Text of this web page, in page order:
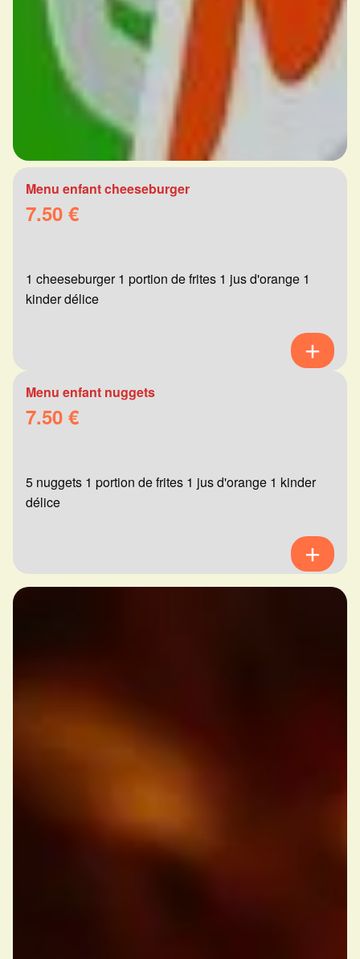
Menu enfant cheeseburger
7.50 €
1 cheeseburger 1 portion de frites 1 jus d'orange 1
kinder délice
Menu enfant nuggets
7.50 €
5 nuggets 1 portion de frites 1 jus d'orange 1 kinder
délice